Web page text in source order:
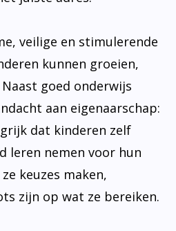
veilige en stimulerende
kunnen groeien,
goed onderwijs
aan eigenaarschap:
dat kinderen zelf
leren nemen voor hun
keuzes maken,
zijn op wat ze bereiken.